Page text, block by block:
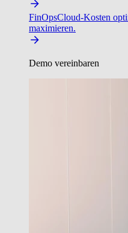
FinOpsCloud-Kosten
maximieren.
Demo vereinbaren